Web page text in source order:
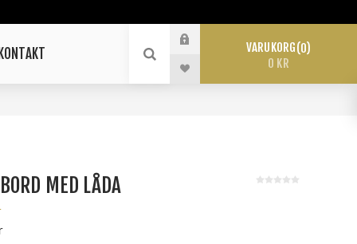
KONTAKT VARUKORG 0
0 KR
MED LÅDA